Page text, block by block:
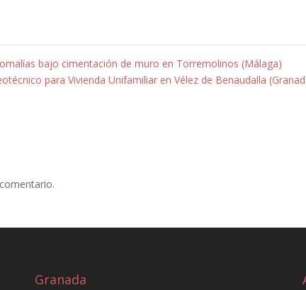
bajo cimentación de muro en Torremolinos (Málaga)
para Vivienda Unifamiliar en Vélez de Benaudalla
Granada